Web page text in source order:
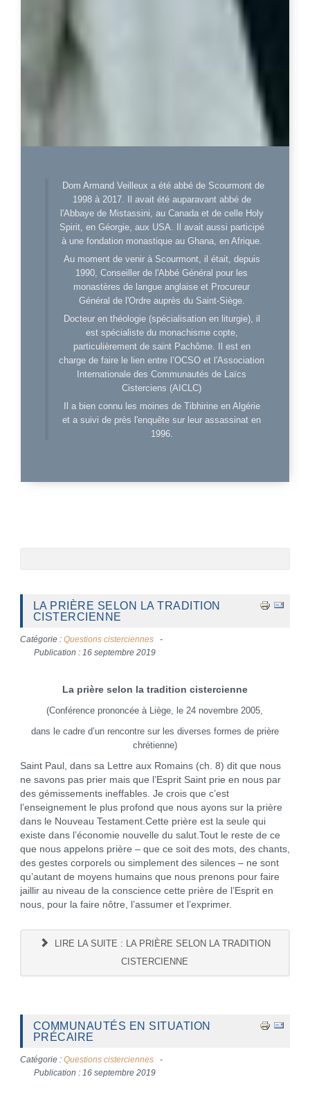
Dom Armand Veilleux a été abbé de Scourmont de
1998 à 2017. Il avait été auparavant abbé de
l'Abbaye de Mistassini, au Canada et de celle Holy
Spirit, en Géorgie, aux USA. Il avait aussi participé
à une fondation monastique au Ghana, en Afrique.
Au moment de venir à Scourmont, il était, depuis
1990, Conseiller de l'Abbé Général pour les
monastères de langue anglaise et Procureur
Général de l'Ordre auprès du Saint-Siège.
Docteur en théologie (spécialisation en liturgie), il
est spécialiste du monachisme copte,
particulièrement de saint Pachôme. Il est en
charge de faire le lien entre l’OCSO et l'Association
Internationale des Communautés de Laïcs
Cisterciens (AICLC)
Il a bien connu les moines de Tibhirine en Algérie
et a suivi de près l'enquête sur leur assassinat en
1996.
LA PRIÈRE SELON LA TRADITION
CISTERCIENNE
Catégorie : Questions cisterciennes
Publication : 16 septembre 2019
La prière selon la tradition cistercienne
(Conférence prononcée à Liège, le 24 novembre 2005,
dans le cadre d’un rencontre sur les diverses formes de prière
chrétienne)
Saint Paul, dans sa Lettre aux Romains (ch. 8) dit que nous
ne savons pas prier mais que l’Esprit Saint prie en nous par
des gémissements ineffables. Je crois que c’est
l’enseignement le plus profond que nous ayons sur la prière
dans le Nouveau Testament.Cette prière est la seule qui
existe dans l’économie nouvelle du salut.Tout le reste de ce
que nous appelons prière – que ce soit des mots, des chants,
des gestes corporels ou simplement des silences – ne sont
qu’autant de moyens humains que nous prenons pour faire
jaillir au niveau de la conscience cette prière de l’Esprit en
nous, pour la faire nôtre, l’assumer et l’exprimer.
LIRE LA SUITE : LA PRIÈRE SELON LA TRADITION
CISTERCIENNE
COMMUNAUTÉS EN SITUATION
PRÉCAIRE
Catégorie : Questions cisterciennes
Publication : 16 septembre 2019